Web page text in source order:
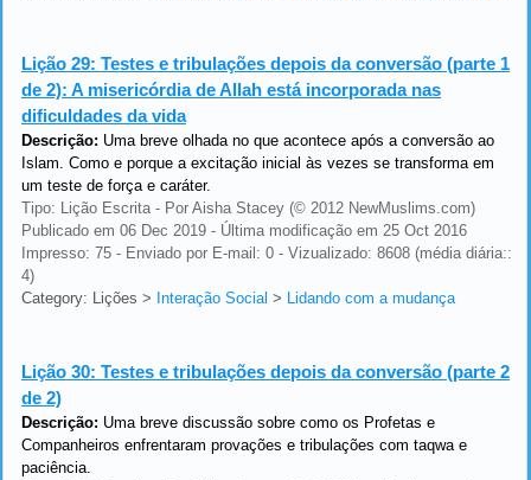
Lição 29: Testes e tribulações depois da conversão (parte 1
de 2): A misericórdia de Allah está incorporada nas
dificuldades da vida
Descrição: Uma breve olhada no que acontece após a conversão ao
Islam. Como e porque a excitação inicial às vezes se transforma em
um teste de força e caráter.
Tipo: Lição Escrita - Por Aisha Stacey (© 2012 NewMuslims.com)
Publicado em 06 Dec 2019 - Última modificação em 25 Oct 2016
Impresso: 75 - Enviado por E-mail: 0 - Vizualizado: 8608 (média diária::
4)
Category: Lições > Interação Social > Lidando com a mudança
Lição 30: Testes e tribulações depois da conversão (parte 2
de 2)
Descrição: Uma breve discussão sobre como os Profetas e
Companheiros enfrentaram provações e tribulações com taqwa e
paciência.